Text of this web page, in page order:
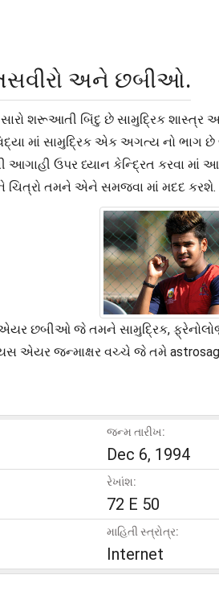
અને છબીઓ.
શરૂઆતી બિંદુ છે સામુદ્રિક શાસ્ત્ર
માં સામુદ્રિક એક અગત્ય નો ભાગ
ઉપર ધ્યાન કેન્દ્રિત કરવા માં
તમને એને સમજવા માં મદદ કરશે.
જે તમને સામુદ્રિક,
જન્માક્ષર વચ્ચે જે તમે
જન્મ તારીખ:
Dec 6, 1994
રેખાંશ:
72 E 50
માહિતી સ્ત્રોત્ર:
Internet